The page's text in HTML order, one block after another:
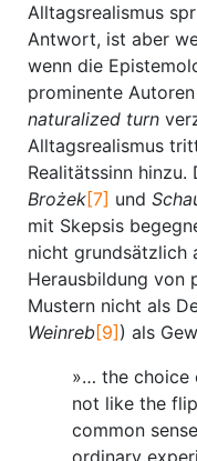
Alltagsrealismus
Antwort, ist aber
wenn die
prominente
naturalized turn
Alltagsrealismus
Realitätssinn hinzu.
Brożek[7] und
mit Skepsis
nicht grundsätzlich
Herausbildung von
Mustern nicht als
Weinreb[9] ) als
»… the choice
not like the
common
ordinary